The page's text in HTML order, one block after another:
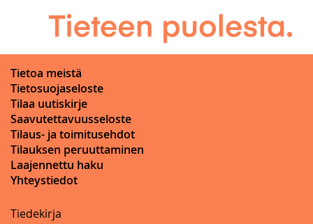
Tietoa meistä
Tietosuojaseloste
Tilaa uutiskirje
Saavutettavuusseloste
Tilaus- ja toimitusehdot
Tilauksen peruuttaminen
Laajennettu haku
Yhteystiedot
Tiedekirja